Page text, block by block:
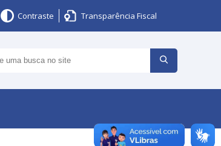
Contraste Transparência Fiscal